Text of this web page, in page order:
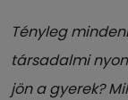
Tényleg
társadalmi
jön a gyerek?